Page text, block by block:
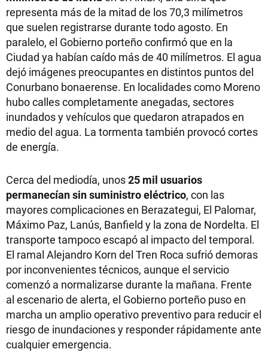
representa más de la mitad de los 70,3 milímetros
que suelen registrarse durante todo agosto. En
paralelo, el Gobierno porteño confirmó que en la
Ciudad ya habían caído más de 40 milímetros. El agua
dejó imágenes preocupantes en distintos puntos del
Conurbano bonaerense. En localidades como Moreno
hubo calles completamente anegadas, sectores
inundados y vehículos que quedaron atrapados en
medio del agua. La tormenta también provocó cortes
de energía.
Cerca del mediodía, unos25 mil usuarios
permanecían sin suministro eléctrico, con las
mayores complicaciones en Berazategui, El Palomar,
Máximo Paz, Lanús, Banfield y la zona de Nordelta. El
transporte tampoco escapó al impacto del temporal.
El ramal Alejandro Korn del Tren Roca sufrió demoras
por inconvenientes técnicos, aunque el servicio
comenzó a normalizarse durante la mañana. Frente
al escenario de alerta, el Gobierno porteño puso en
marcha un amplio operativo preventivo para reducir el
riesgo de inundaciones y responder rápidamente ante
cualquier emergencia.